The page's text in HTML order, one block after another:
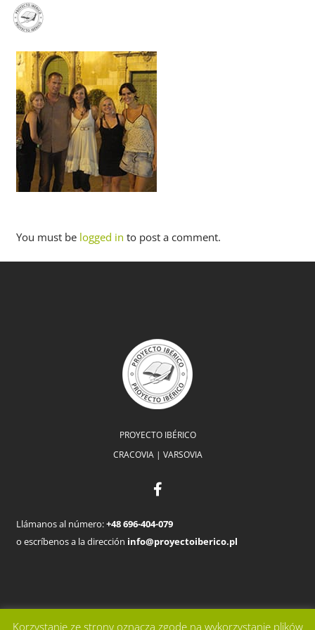
You must be logged in to post a comment.
PROYECTO IBÉRICO
CRACOVIA | VARSOVIA
Llámanos al número:+48 696-404-079
o escríbenos a la dirección info@proyectoiberico.pl
Korzystanie ze strony oznacza zgodę na wykorzystanie plików